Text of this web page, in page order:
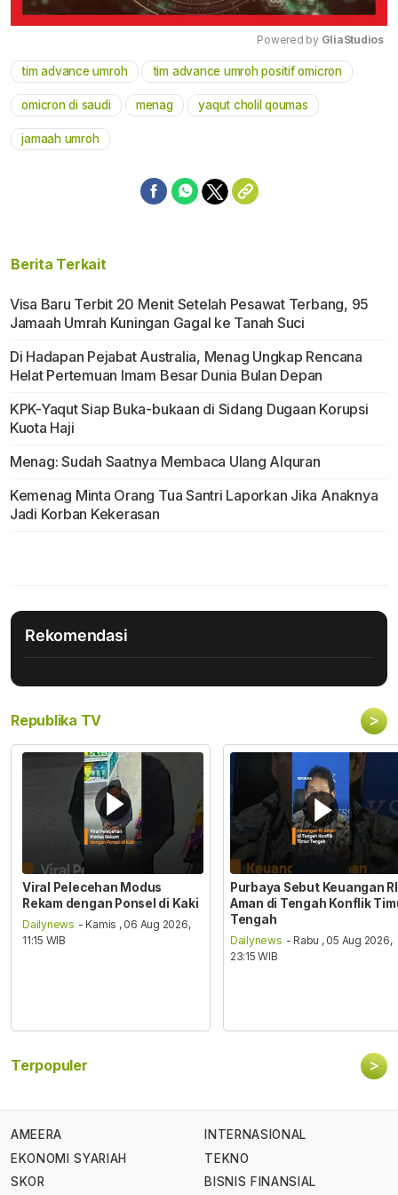
Mute
Powered by GliaStudios
tim advance umroh tim advance umroh positif omicron
omicron di saudi menag yaqut cholil qoumas
jamaah umroh
Berita Terkait
Visa Baru Terbit 20 Menit Setelah Pesawat Terbang, 95
Jamaah Umrah Kuningan Gagal ke Tanah Suci
Di Hadapan Pejabat Australia, Menag Ungkap Rencana
Helat Pertemuan Imam Besar Dunia Bulan Depan
KPK-Yaqut Siap Buka-bukaan di Sidang Dugaan Korupsi
Kuota Haji
Menag: Sudah Saatnya Membaca Ulang Alquran
Kemenag Minta Orang Tua Santri Laporkan Jika Anaknya
Jadi Korban Kekerasan
Rekomendasi
Republika TV >
Viral Pelecehan Modus
Rekam dengan Ponsel di Kaki
Dailynews - Kamis , 06 Aug 2026,
11:15 WIB
Purbaya Sebut Keuangan RI
Aman di Tengah Konflik
Tengah
Dailynews - Rabu , 05 Aug 2026,
23:15 WIB
Terpopuler >
AMEERA
EKONOMI SYARIAH
SKOR
INTERNASIONAL
TEKNO
BISNIS FINANSIAL